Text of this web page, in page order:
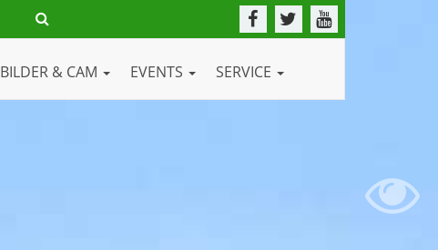
BILDER & CAM EVENTS SERVICE